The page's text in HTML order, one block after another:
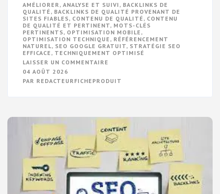
AMÉLIORER , ANALYSE ET SUIVI , BACKLINKS DE
QUALITÉ , BACKLINKS DE QUALITÉ PROVENANT DE
SITES FIABLES, CONTENU DE QUALITÉ , CONTENU
DE QUALITÉ ET PERTINENT, MOTS-CLÉS
PERTINENTS, OPTIMISATION MOBILE ,
OPTIMISATION TECHNIQUE , RÉFÉRENCEMENT
NATUREL, SEO GOOGLE GRATUIT, STRATÉGIE SEO
EFFICACE , TECHNIQUEMENT OPTIMISÉ
LAISSER UN COMMENTAIRE
SEO
LES
CLÉS
DE
LA
VISIBILITÉ
EN
LIGNE
04 AOÛT 2026
PAR REDACTEURFICHEPRODUIT